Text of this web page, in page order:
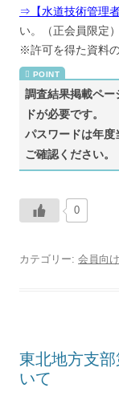
⇒【水道技術管理者
い。（正会員限定）
※許可を得た資料
調査結果掲載ペー
ドが必要です。
パスワードは年度
ご確認ください。
0
カテゴリー: 会員向
東北地方支
いて